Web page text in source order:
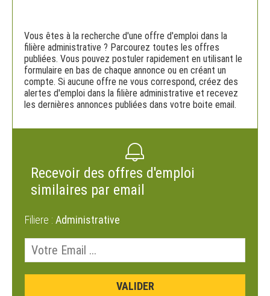
Vous êtes à la recherche d'une offre d'emploi dans la
filière administrative ? Parcourez toutes les offres
publiées. Vous pouvez postuler rapidement en utilisant le
formulaire en bas de chaque annonce ou en créant un
compte. Si aucune offre ne vous correspond, créez des
alertes d'emploi dans la filière administrative et recevez
les dernières annonces publiées dans votre boite email.
Recevoir des offres d'emploi
similaires par email
Filiere : Administrative